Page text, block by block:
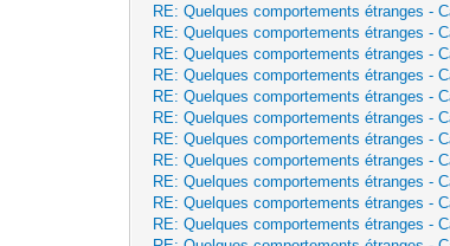
RE: Quelques comportements étranges -
RE: Quelques comportements étranges -
RE: Quelques comportements étranges -
RE: Quelques comportements étranges -
RE: Quelques comportements étranges -
RE: Quelques comportements étranges -
RE: Quelques comportements étranges -
RE: Quelques comportements étranges -
RE: Quelques comportements étranges -
RE: Quelques comportements étranges -
RE: Quelques comportements étranges -